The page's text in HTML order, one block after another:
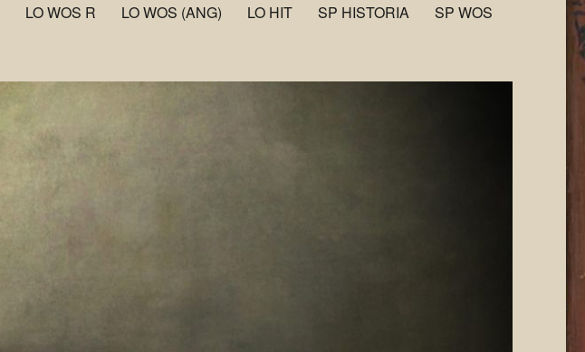
LO WOS R LO WOS (ANG) LO HIT SP HISTORIA SP WOS